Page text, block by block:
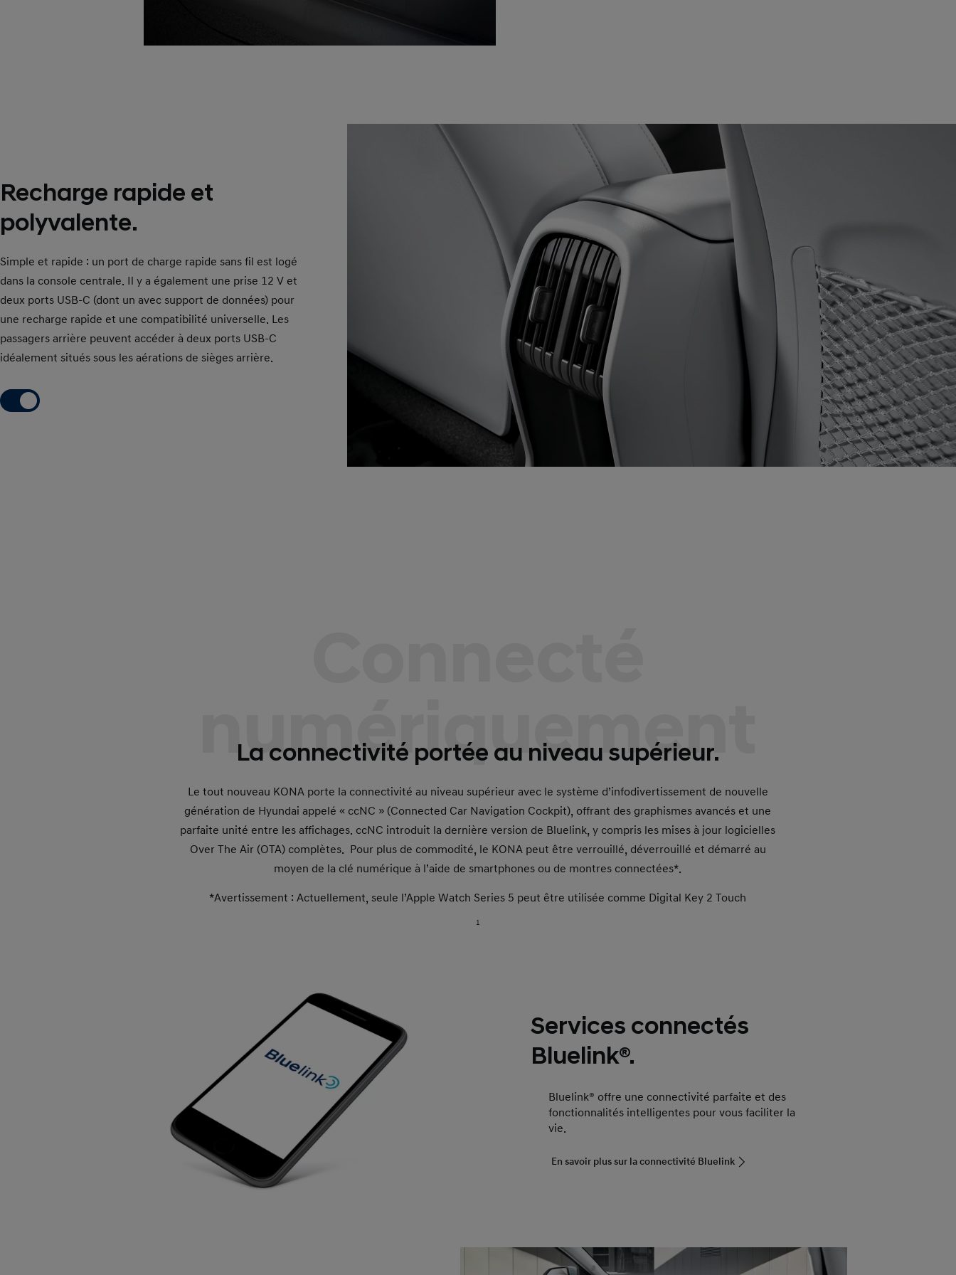
Recharge rapide et
polyvalente.
Simple et rapide : un port de charge rapide sans fil est logé
dans la console centrale. Il y a également une prise 12 V et
deux ports USB-C (dont un avec support de données) pour
une recharge rapide et une compatibilité universelle. Les
passagers arrière peuvent accéder à deux ports USB-C
idéalement situés sous les aérations de sièges arrière.
numériquement
La connectivité portée au niveau supérieur.
Le tout nouveau KONA porte la connectivité au niveau supérieur avec le système d’infodivertissement de nouvelle
génération de Hyundai appelé « ccNC » (Connected Car Navigation Cockpit), offrant des graphismes avancés et une
parfaite unité entre les affichages. ccNC introduit la dernière version de Bluelink, y compris les mises à jour logicielles
Over The Air (OTA) complètes. Pour plus de commodité, le KONA peut être verrouillé, déverrouillé et démarré au
moyen de la clé numérique à l’aide de smartphones ou de montres connectées*.
*Avertissement : Actuellement, seule l’Apple Watch Series 5 peut être utilisée comme Digital Key 2 Touch
1
Services connectés
Bluelink®.
Bluelink® offre une connectivité parfaite et des
fonctionnalités intelligentes pour vous faciliter la
vie.
En savoir plus sur la connectivité Bluelink